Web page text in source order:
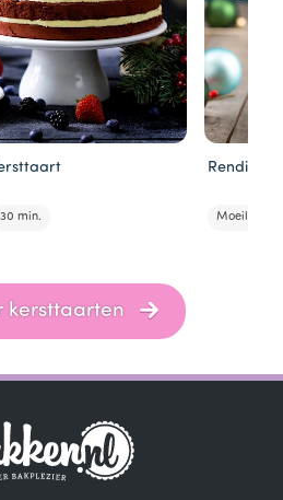
30 min.
Rendier
Moeilijker
kersttaarten